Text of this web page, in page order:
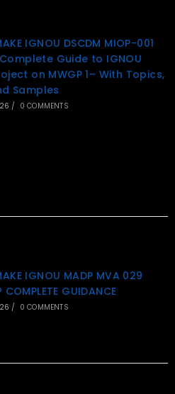
IGNOU DSCDM MIOP-001
Guide to IGNOU
on MWGP 1– With Topics,
Samples
/ 0 COMMENTS
IGNOU MADP MVA 029
COMPLETE GUIDANCE
/ 0 COMMENTS